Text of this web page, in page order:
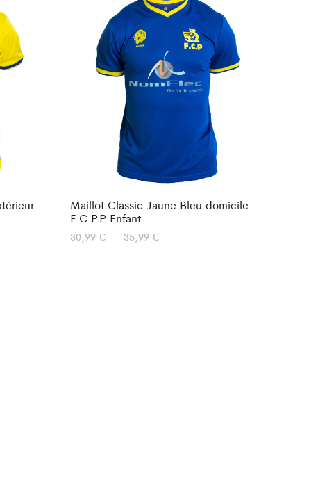
Maillot Classic Jaune Bleu domicile
F.C.P.P Enfant
30,99 € – 35,99 €